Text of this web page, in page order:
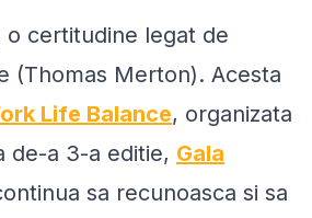
certitudine legat de
(Thomas Merton). Acesta
Life Balance, organizata
de-a 3-a editie, Gala
sa recunoasca si sa